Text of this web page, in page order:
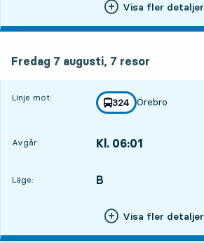
Visa fler detaljer
Fredag 7 augusti, 7 resor
Linje mot: linje
324
mot
Örebro
,
Avgår: Kl. 06:01
Läge:
LÄGE, B
,
Visa fler detaljer